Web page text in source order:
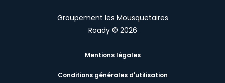
Groupement les Mousquetaires
Roady © 2026
Mentions légales
Conditions générales d'utilisation